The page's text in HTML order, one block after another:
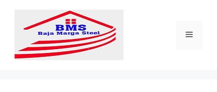
Menu